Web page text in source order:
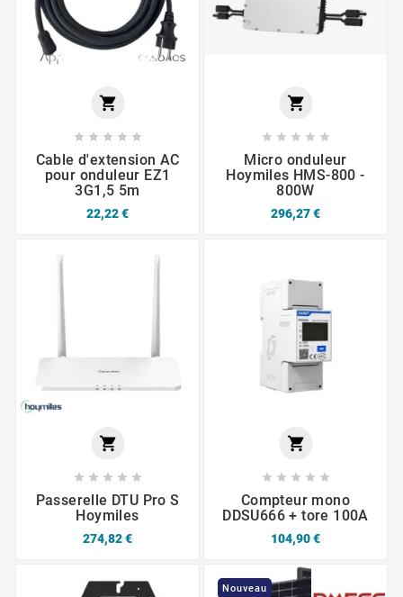

    
Cable d'extension AC
pour onduleur EZ1
3G1,5 5m
22,22 €

    
Micro onduleur
Hoymiles HMS-800 -
800W
296,27 €

    
Passerelle DTU Pro S
Hoymiles
274,82 €

    
Compteur mono
DDSU666 + tore 100A
104,90 €
Nouveau